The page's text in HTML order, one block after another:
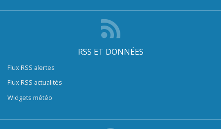
RSS ET DONNÉES
Flux RSS alertes
Flux RSS actualités
Widgets météo